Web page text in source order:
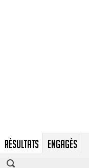
RÉSULTATS ENGAGÉS